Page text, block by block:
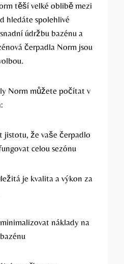
těší velké oblibě mezi
hledáte spolehlivé
údržbu bazénu a
čerpadla Norm jsou
Norm můžete počítat v
jistotu, že vaše čerpadlo
celou sezónu
je kvalita a výkon za
náklady na